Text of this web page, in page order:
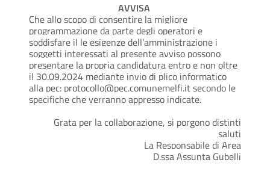
AVVISA
Che allo scopo di consentire la migliore
programmazione da parte degli operatori e
soddisfare il le esigenze dell’amministrazione i
soggetti interessati al presente avviso possono
presentare la propria candidatura entro e non oltre
il 30.09.2024 mediante invio di plico informatico
alla pec: protocollo@pec.comunemelfi.it secondo le
specifiche che verranno appresso indicate.
Grata per la collaborazione, si porgono distinti
saluti
La Responsabile di Area
D.ssa Assunta Gubelli